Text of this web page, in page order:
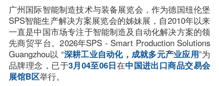
广州国际智能制造技术与装备展览会，作为德国纽伦堡
SPS智能生产解决方案展览会的姊妹展，自2010年以来
一直是中国市场专注于智能制造及自动化解决方案的领
先商贸平台。2026年SPS - Smart Production Solutions
Guangzhou以 “深耕工业自动化，成就多元产业应用”为
品牌理念，已于3月04至06日在中国进出口商品交易会
展馆B区举行。